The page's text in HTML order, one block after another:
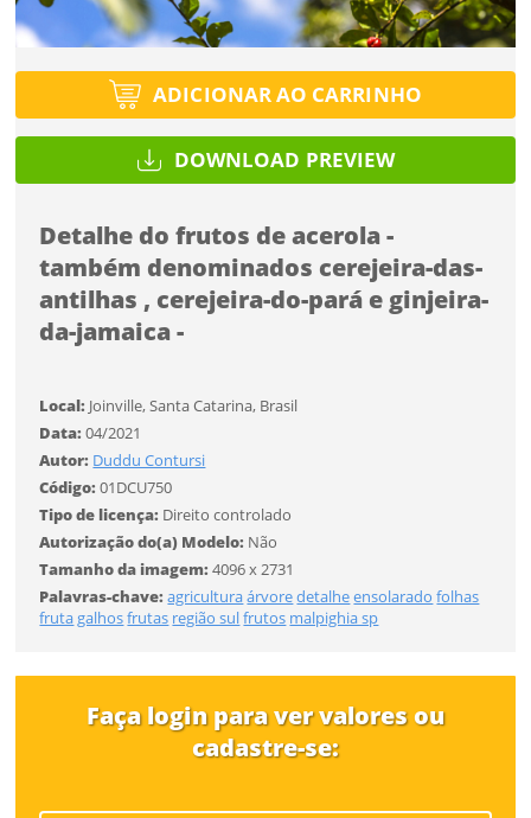
ADICIONAR AO CARRINHO
DOWNLOAD PREVIEW
Detalhe do frutos de acerola -
também denominados cerejeira-das-
antilhas , cerejeira-do-pará e ginjeira-
da-jamaica -
Local: Joinville, Santa Catarina, Brasil
Data:04/2021
Autor: Duddu Contursi
Código:01DCU750
Tipo de licença: Direito controlado
Autorização do(a) Modelo: Não
Tamanho da imagem:4096 x 2731
Palavras-chave:agriculturaárvoredetalheensolarado folhas
fruta galhosfrutas região sulfrutos malpighia sp
Faça login para ver valores ou
cadastre-se:
Selecione
Utilização
Formato
Tipo de projeto
Utilização
Formato
Tamanho
FINALIZAR
ENTRAR
Você ainda não tem conta?
ENTRAR
SALVAR
Desejo receber novidades sobre a Pulsar Imagens
CADASTRAR
ENTRAR
Tipo de download
Limite de download
Utilização
Formato